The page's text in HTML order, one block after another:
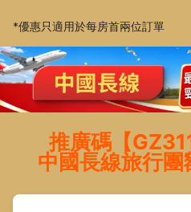
*優惠只適用於每房首兩位訂單
推廣碼【
中國長線旅行